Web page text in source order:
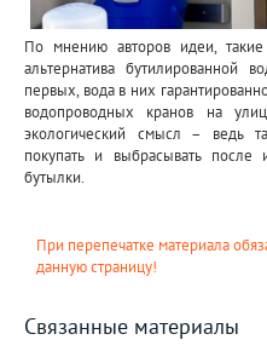
По мнению авторов идеи,
альтернатива бутилированной
первых, вода в них
водопроводных кранов на
экологический смысл – ведь
покупать и выбрасывать после
бутылки.
При перепечатке материала
данную страницу!
Связанные материалы